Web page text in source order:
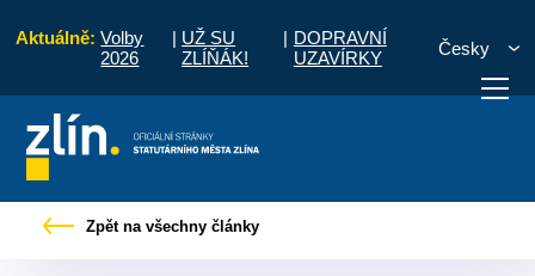
Aktuálně: Volby
2026
| UŽ SU
ZLÍŇÁK!
| DOPRAVNÍ
UZAVÍRKY
Česky
vyřídit Potřebuji zaplatit
Zpět na všechny články